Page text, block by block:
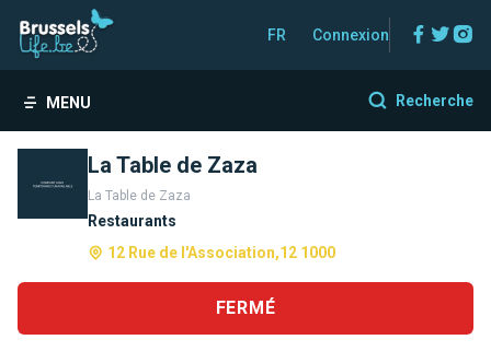
FR Connexion
MENU Recherche
La Table de Zaza
La Table de Zaza
Restaurants
12 Rue de l'Association,12 1000
FERMÉ